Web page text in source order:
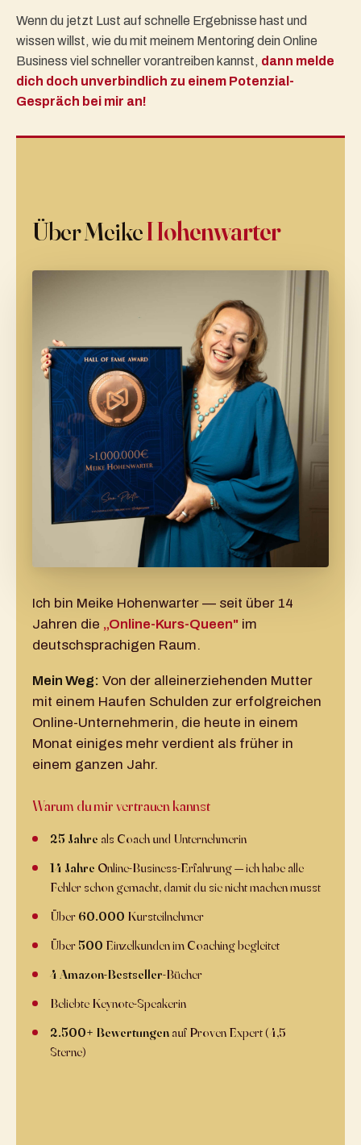
Wenn du jetzt Lust auf schnelle Ergebnisse hast und
wissen willst, wie du mit meinem Mentoring dein Online
Business viel schneller vorantreiben kannst, dann melde
dich doch unverbindlich zu einem Potenzial-
Gespräch bei mir an!
Über MeikeHohenwarter
Ich bin Meike Hohenwarter — seit über 14
Jahren die „Online-Kurs-Queen" im
deutschsprachigen Raum.
Mein Weg: Von der alleinerziehenden Mutter
mit einem Haufen Schulden zur erfolgreichen
Online-Unternehmerin, die heute in einem
Monat einiges mehr verdient als früher in
einem ganzen Jahr.
Warum du mir vertrauen kannst
25 Jahre als Coach und Unternehmerin
14 Jahre Online-Business-Erfahrung — ich habe alle
Fehler schon gemacht, damit du sie nicht machen musst
Über 60.000 Kursteilnehmer
Über 500 Einzelkunden im Coaching begleitet
4 Amazon-Bestseller-Bücher
Beliebte Keynote-Speakerin
2.500+ Bewertungen auf Proven Expert (4,5+
Sterne)